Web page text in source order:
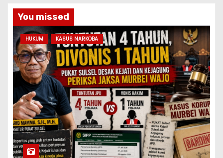
You missed
HUKUM KASUS NARKOBA